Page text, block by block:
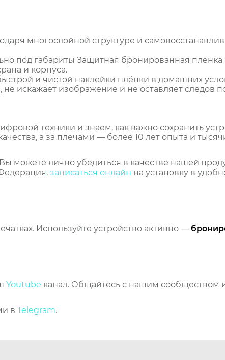
многослойной структуре и
под габариты Защитная бронированная пленка
и корпуса.
и чистой наклейки плёнки в домашних
искажает изображение и не оставляет следов
техники и знаем, как важно сохранить
а за плечами — более 10 лет опыта и
можете лично убедиться в качестве нашей
записаться онлайн на установку в
Используйте устройство активно —
Youtube канал. Общайтесь с нашим сообществом
в Telegram.